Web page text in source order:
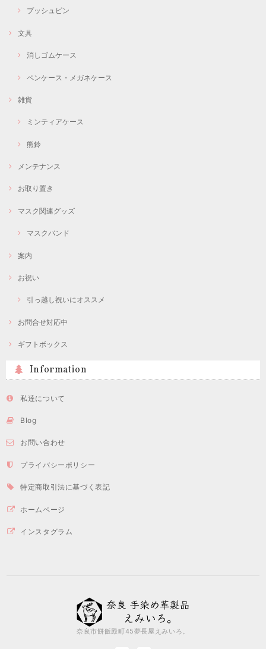
プッシュピン
文具
消しゴムケース
ペンケース・メガネケース
雑貨
ミンティアケース
熊鈴
メンテナンス
お取り置き
マスク関連グッズ
マスクバンド
案内
お祝い
引っ越し祝いにオススメ
お問合せ対応中
ギフトボックス
Information
私達について
Blog
お問い合わせ
プライバシーポリシー
特定商取引法に基づく表記
ホームページ
インスタグラム
奈良市餅飯殿町45夢長屋えみいろ。